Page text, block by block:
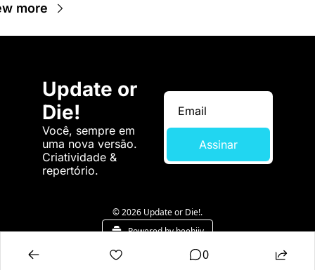
more
Update or
Die!
Você, sempre em
uma nova versão.
Criatividade &
repertório.
Assinar
© 2026 Update or Die!.
Powered by beehiiv
0